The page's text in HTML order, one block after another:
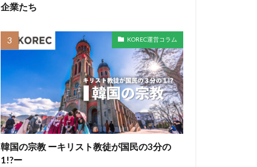
企業たち
KOREC運営コラム
韓国の宗教 ーキリスト教徒が国民の3分の
1!?ー